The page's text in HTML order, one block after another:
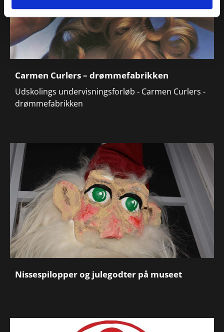
Carmen Curlers – drømmefabrikken
Udskolings undervisningsforløb - Carmen Curlers -
drømmefabrikken
Nissespilopper og julegodter på museet